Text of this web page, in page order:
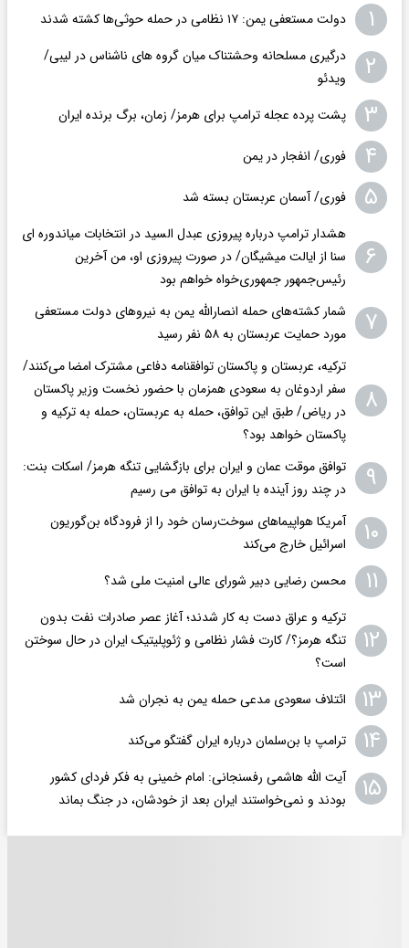
۱ دولت مستعفی یمن: ۱۷ نظامی در حمله حوثی‌ها کشته شدند
۲
درگیری مسلحانه وحشتناک میان گروه های ناشناس در لیبی/
ویدئو
۳ پشت پرده عجله ترامپ برای هرمز/ زمان، برگ برنده ایران
۴ فوری/ انفجار در یمن
۵ فوری/ آسمان عربستان بسته شد
۶
هشدار ترامپ درباره پیروزی عبدل السید در انتخابات میاندوره ای
سنا از ایالت میشیگان/ در صورت پیروزی او، من آخرین
رئیس‌جمهور جمهوری‌‍‌خواه خواهم بود
۷
شمار کشته‌های حمله انصارالله یمن به نیروهای دولت مستعفی
مورد حمایت عربستان به ۵۸ نفر رسید
۸
ترکیه، عربستان و پاکستان توافقنامه دفاعی مشترک امضا می‌کنند/
سفر اردوغان به سعودی همزمان با حضور نخست وزیر پاکستان
در ریاض/ طبق این توافق، حمله به عربستان، حمله به ترکیه و
پاکستان خواهد بود؟
۹
توافق موقت عمان و ایران برای بازگشایی تنگه هرمز/ اسکات بنت:
در چند روز آینده با ایران به توافق می رسیم
۱۰
آمریکا هواپیماهای سوخت‌رسان خود را از فرودگاه بن‌گوریون
اسرائیل خارج می‌کند
۱۱ محسن رضایی دبیر شورای عالی امنیت ملی شد؟
۱۲
ترکیه و عراق دست به کار شدند؛ آغاز عصر صادرات نفت بدون
تنگه هرمز؟/ کارت فشار نظامی و ژئوپلیتیک ایران در حال سوختن
است؟
۱۳ ائتلاف سعودی مدعی حمله یمن به نجران شد
۱۴ ترامپ با بن‌سلمان درباره ایران گفتگو می‌کند
۱۵
آیت الله هاشمی رفسنجانی: امام خمینی به فکر فردای کشور
بودند و نمی‌خواستند ایران بعد از خودشان، در جنگ بماند